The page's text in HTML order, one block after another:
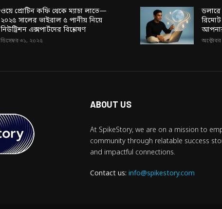
ওয়ে প্রোটিন কফি থেকে ম্যাচা লাতে—
২০২৫ সালের ভাইরাল ৫ পানীয় নিয়ে
নিউট্রিশন এক্সপার্টদের বিশ্লেষণ
ডিসেম্বর ৩১, ২০২৫
ডলারে
আপনার
ABOUT US
At SpikeStory, we are on a mission to
community through relatable success
and impactful connections.
Contact us: info@spikestory.com